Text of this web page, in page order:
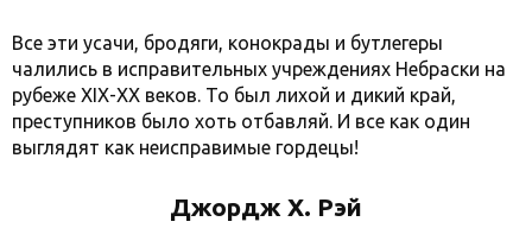
Все эти усачи, бродяги, конокрады и бутлегеры
чалились в исправительных учреждениях Небраски на
рубеже XIX-XX веков. То был лихой и дикий край,
преступников было хоть отбавляй. И все как один
выглядят как неисправимые гордецы!
Джордж Х. Рэй